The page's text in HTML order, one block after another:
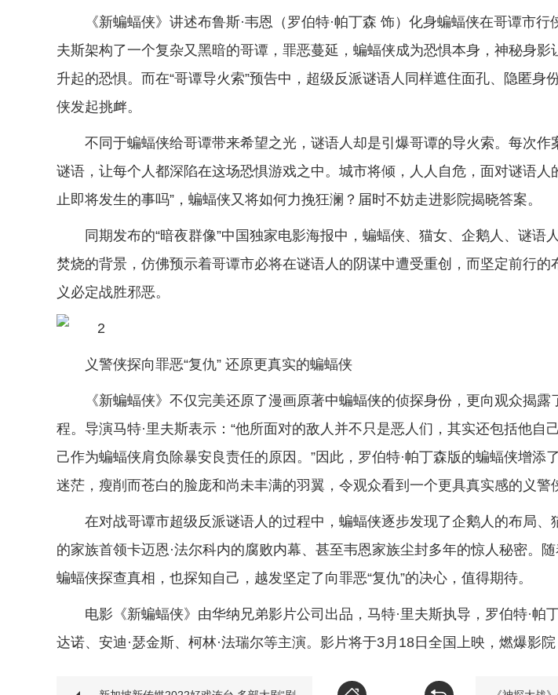
《新蝙蝠侠》讲述布鲁斯·韦恩（罗伯特·帕丁森 饰）化身蝙蝠侠在哥谭市行
夫斯架构了一个复杂又黑暗的哥谭，罪恶蔓延，蝙蝠侠成为恐惧本身，神秘身影
升起的恐惧。而在“哥谭导火索”预告中，超级反派谜语人同样遮住面孔、隐匿身
侠发起挑衅。
不同于蝙蝠侠给哥谭带来希望之光，谜语人却是引爆哥谭的导火索。每次作
谜语，让每个人都深陷在这场恐惧游戏之中。城市将倾，人人自危，面对谜语人
止即将发生的事吗”，蝙蝠侠又将如何力挽狂澜？届时不妨走进影院揭晓答案。
同期发布的“暗夜群像”中国独家电影海报中，蝙蝠侠、猫女、企鹅人、谜语
焚烧的背景，仿佛预示着哥谭市必将在谜语人的阴谋中遭受重创，而坚定前行的
义必定战胜邪恶。
义警侠探向罪恶“复仇” 还原更真实的蝙蝠侠
《新蝙蝠侠》不仅完美还原了漫画原著中蝙蝠侠的侦探身份，更向观众揭
程。导演马特·里夫斯表示：“他所面对的敌人并不只是恶人们，其实还包括他自
己作为蝙蝠侠肩负除暴安良责任的原因。”因此，罗伯特·帕丁森版的蝙蝠侠增添
迷茫，瘦削而苍白的脸庞和尚未丰满的羽翼，令观众看到一个更具真实感的义警
在对战哥谭市超级反派谜语人的过程中，蝙蝠侠逐步发现了企鹅人的布局、
的家族首领卡迈恩·法尔科内的腐败内幕、甚至韦恩家族尘封多年的惊人秘密。
蝙蝠侠探查真相，也探知自己，越发坚定了向罪恶“复仇”的决心，值得期待。
电影《新蝙蝠侠》由华纳兄弟影片公司出品，马特·里夫斯执导，罗伯特·帕
达诺、安迪·瑟金斯、柯林·法瑞尔等主演。影片将于3月18日全国上映，燃爆影院